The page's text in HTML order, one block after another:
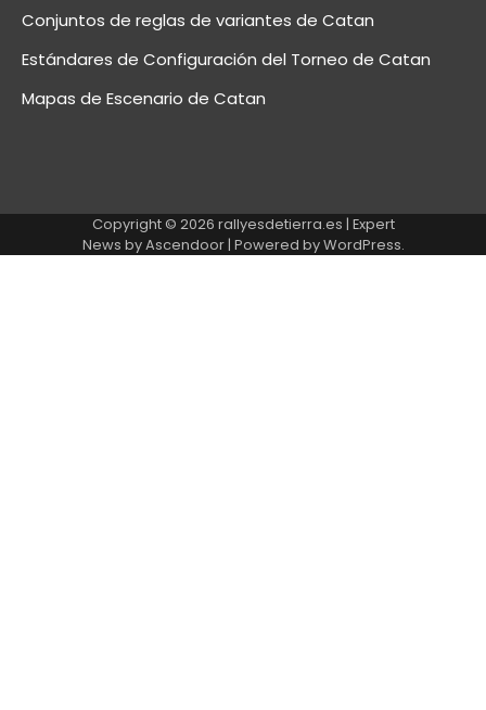
Conjuntos de reglas de variantes de Catan
Estándares de Configuración del Torneo de Catan
Mapas de Escenario de Catan
Copyright © 2026 rallyesdetierra.es | Expert
News byAscendoor| Powered byWordPress.